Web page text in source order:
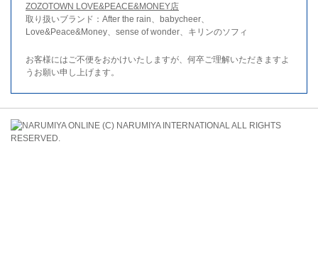
ZOZOTOWN LOVE&PEACE&MONEY店
取り扱いブランド：After the rain、babycheer、
Love&Peace&Money、sense of wonder、キリンのソフィ
お客様にはご不便をおかけいたしますが、何卒ご理解いただきますよ
うお願い申し上げます。